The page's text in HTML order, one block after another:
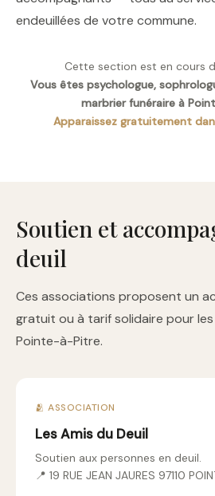
endeuillées de votre commune.
Cette section est en cours
Vous êtes psychologue,
marbrier funéraire à
Apparaissez gratuitement
Soutien et
deuil
Ces associations proposent un
gratuit ou à tarif solidaire pour
Pointe-à-Pitre.
🫂 ASSOCIATION
Les Amis du Deuil
Soutien aux personnes en deuil.
📍 19 RUE JEAN JAURES 97110